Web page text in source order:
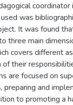
coordinator
was
It was found
three main
covers different
their
are focused on
preparing and
to promoting a